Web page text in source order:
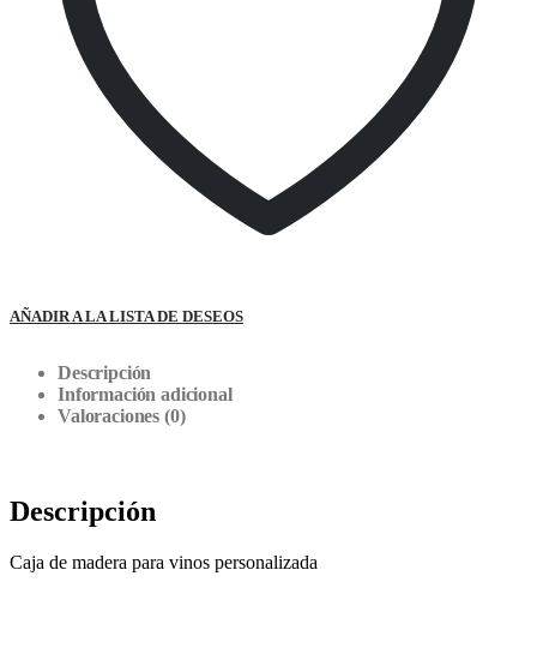
AÑADIR A LA LISTA DE DESEOS
Descripción
Información adicional
Valoraciones (0)
Descripción
Caja de madera para vinos personalizada